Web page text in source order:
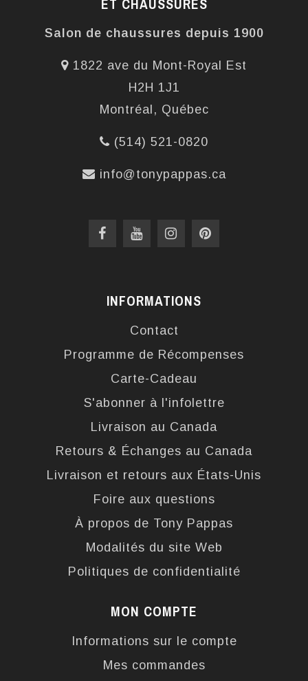
ET CHAUSSURES
Salon de chaussures depuis 1900
1822 ave du Mont-Royal Est
H2H 1J1
Montréal, Québec
(514) 521-0820
info@tonypappas.ca
INFORMATIONS
Contact
Programme de Récompenses
Carte-Cadeau
S'abonner à l'infolettre
Livraison au Canada
Retours & Échanges au Canada
Livraison et retours aux États-Unis
Foire aux questions
À propos de Tony Pappas
Modalités du site Web
Politiques de confidentialité
MON COMPTE
Informations sur le compte
Mes commandes